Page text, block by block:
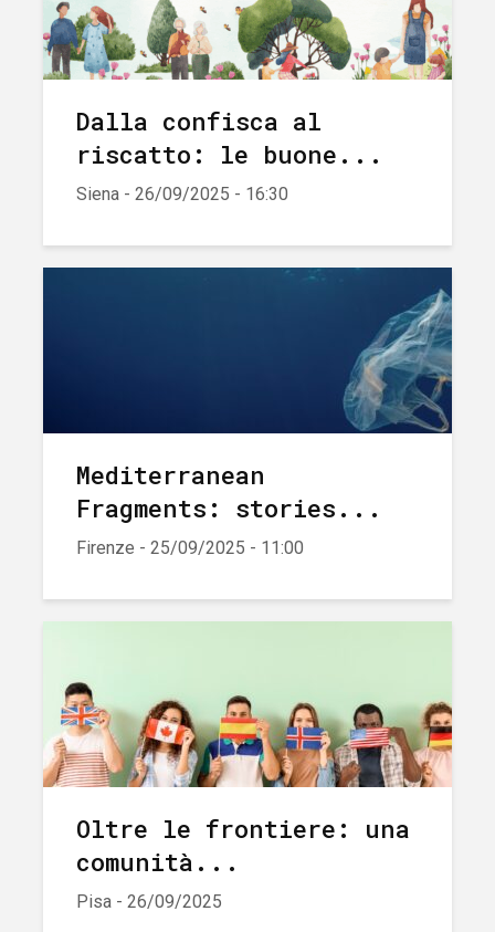
Dalla confisca al
riscatto: le buone...
Siena - 26/09/2025 - 16:30
Mediterranean
Fragments: stories...
Firenze - 25/09/2025 - 11:00
Oltre le frontiere: una
comunità...
Pisa - 26/09/2025